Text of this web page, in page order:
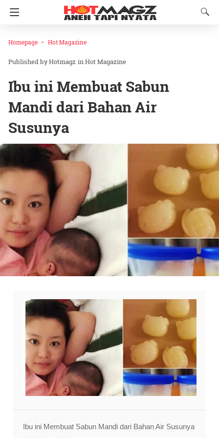
Homepage Hot Magazine
Hotmagz inHot Magazine
Ibu ini Membuat Sabun
Mandi dari Bahan Air
Susunya
Ibu ini Membuat Sabun Mandi dari Bahan Air Susunya